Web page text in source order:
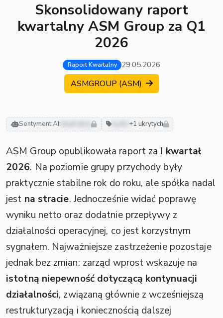
Skonsolidowany raport
kwartalny ASM Group za Q1
2026
Raport Kwartalny 29.05.2026
ASMGROUP (ASM)
Sentyment AI: neutralny +1 ukrytych
ASM Group opublikowała raport za I kwartał
2026. Na poziomie grupy przychody były
praktycznie stabilne rok do roku, ale spółka nadal
jest na stracie. Jednocześnie widać poprawę
wyniku netto oraz dodatnie przepływy z
działalności operacyjnej, co jest korzystnym
sygnałem. Najważniejsze zastrzeżenie pozostaje
jednak bez zmian: zarząd wprost wskazuje na
istotną niepewność dotyczącą kontynuacji
działalności, związaną głównie z wcześniejszą
restrukturyzacją i koniecznością dalszej